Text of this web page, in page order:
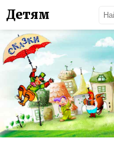
Детям